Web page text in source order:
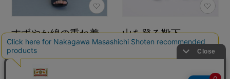
すずやか綿の重ね着
ワイドパンツ
カラー：グレー
山を登る靴下
サイズ：22-24cm カラ